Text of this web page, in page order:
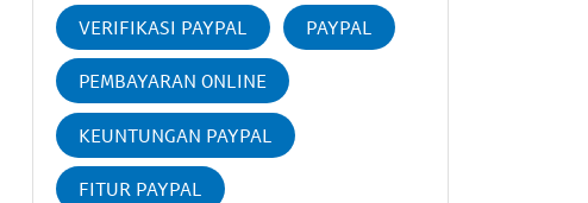
VERIFIKASI PAYPAL PAYPAL
PEMBAYARAN ONLINE
KEUNTUNGAN PAYPAL
FITUR PAYPAL